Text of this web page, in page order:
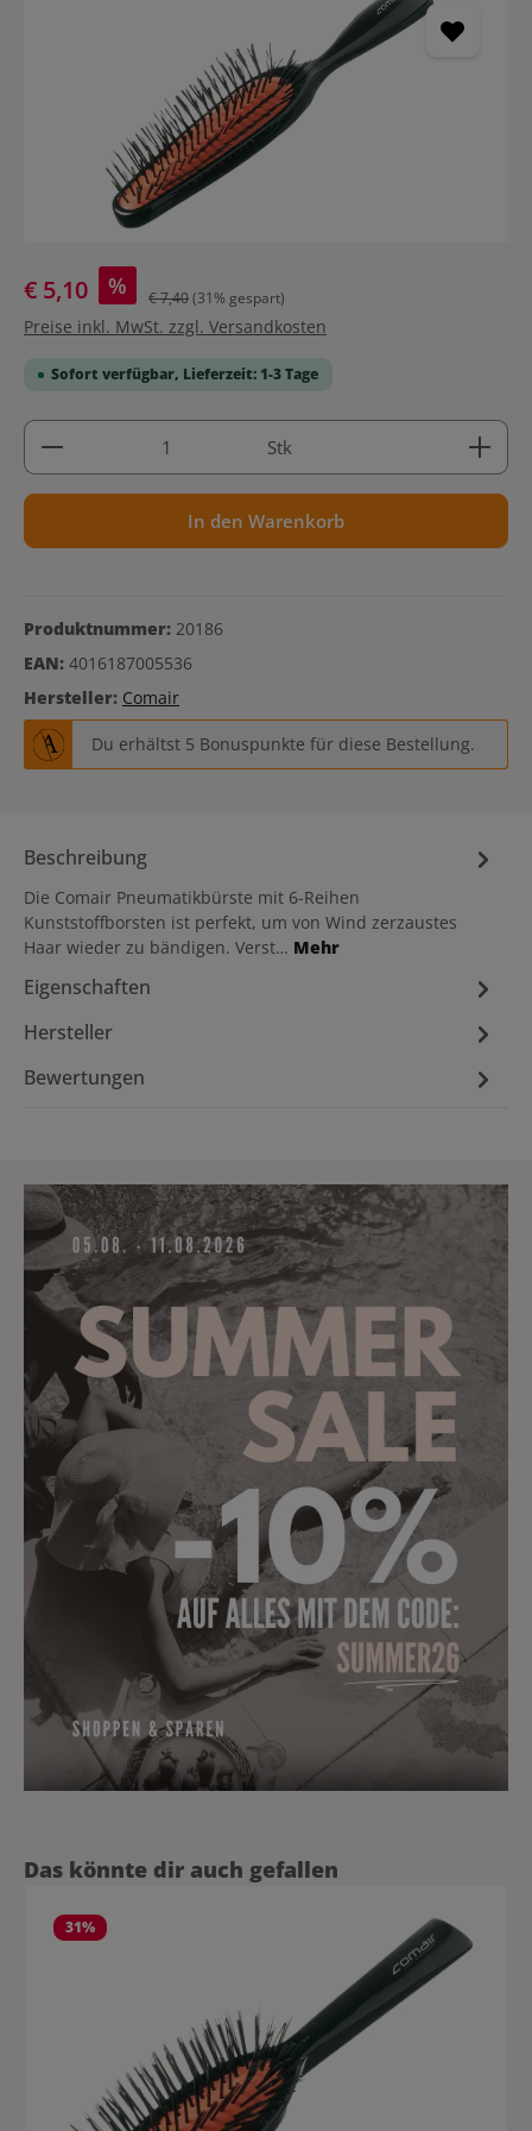
€ 5,10 % € 7,40(31% gespart)
Preise inkl. MwSt. zzgl. Versandkosten
Sofort verfügbar, Lieferzeit: 1-3 Tage
Produkt Anzahl: Gib den gewünschten Wert ein
Stk
In den Warenkorb
Produktnummer: 20186
EAN: 4016187005536
Hersteller: Comair
Du erhältst 5 Bonuspunkte für diese Bestellung.
Beschreibung
Die Comair Pneumatikbürste mit 6-Reihen
Kunststoffborsten ist perfekt, um von Wind zerzaustes
Haar wieder zu bändigen. Verst… Mehr
Eigenschaften
Hersteller
Bewertungen
Produktgalerie überspringen
Das könnte dir auch gefallen
31%